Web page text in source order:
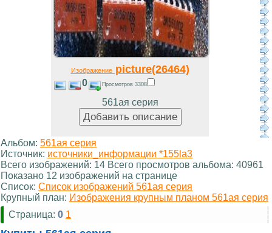
Изображениеpicture(26464)
0 Просмотров 3308
561ая серия
Альбом: 561ая серия
Источник: источники_информации *155la3
Всего изображений: 14 Всего просмотров альбома: 40961
Показано 12 изображений на странице
Список: Список изображений 561ая серия
Крупный план: Изображения крупным планом 561ая серия
Страница: 0 1